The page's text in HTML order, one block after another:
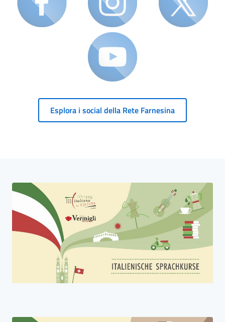
Esplora i social della Rete Farnesina
Blocco Banner